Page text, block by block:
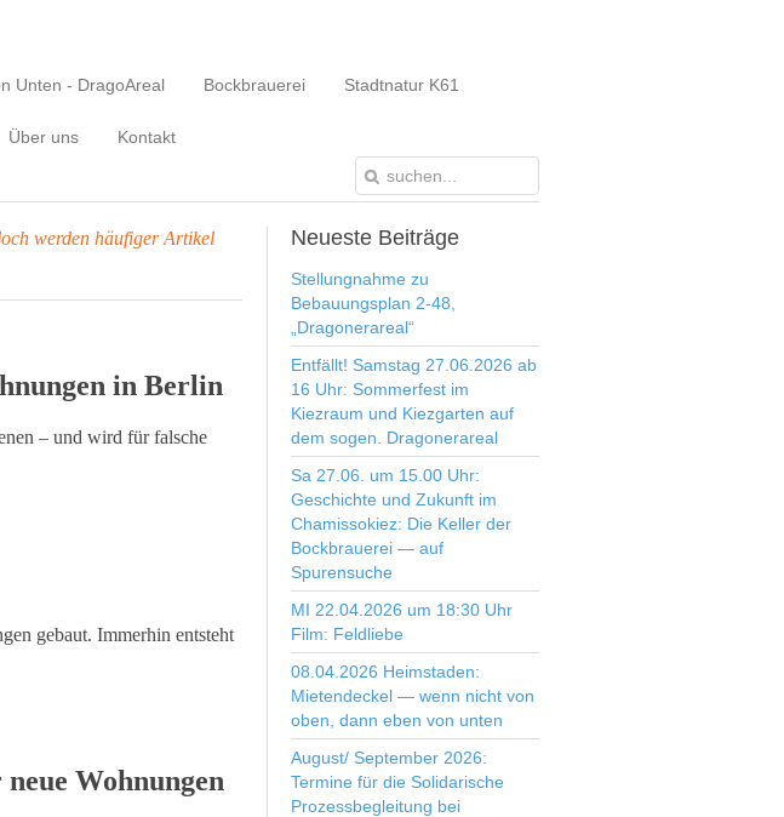
Unten - DragoAreal Bockbrauerei Stadtnatur K61
Über uns Kontakt
werden häufiger Artikel
in Berlin
– und wird für falsche
gebaut. Immerhin entsteht
Wohnungen
Neueste Beiträge
Stellungnahme zu
Bebauungsplan 2-48,
„Dragonerareal“
Entfällt! Samstag 27.06.2026 ab
16 Uhr: Sommerfest im
Kiezraum und Kiezgarten auf
dem sogen. Dragonerareal
Sa 27.06. um 15.00 Uhr:
Geschichte und Zukunft im
Chamissokiez: Die Keller der
Bockbrauerei — auf
Spurensuche
MI 22.04.2026 um 18:30 Uhr
Film: Feldliebe
08.04.2026 Heimstaden:
Mietendeckel — wenn nicht von
oben, dann eben von unten
August/ September 2026:
Termine für die Solidarische
Prozessbegleitung bei